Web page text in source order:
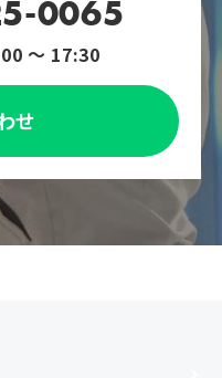
0065
～ 17:30
せ